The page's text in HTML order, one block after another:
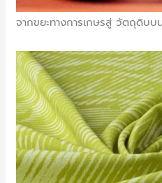
จากขยะทางการเกษรสู่ วัตถุดิบบ